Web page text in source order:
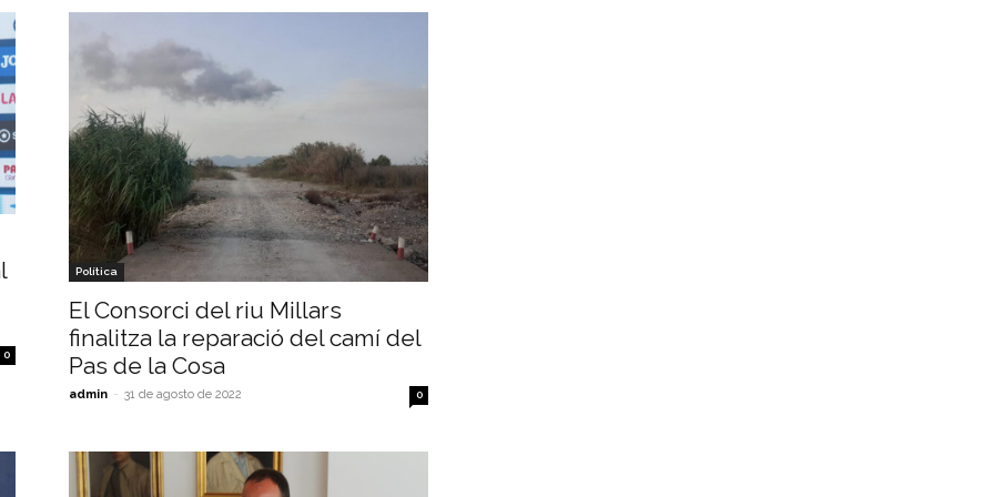
0
Política
El Consorci del riu Millars
finalitza la reparació del camí del
Pas de la Cosa
admin - 31 de agosto de 2022 0